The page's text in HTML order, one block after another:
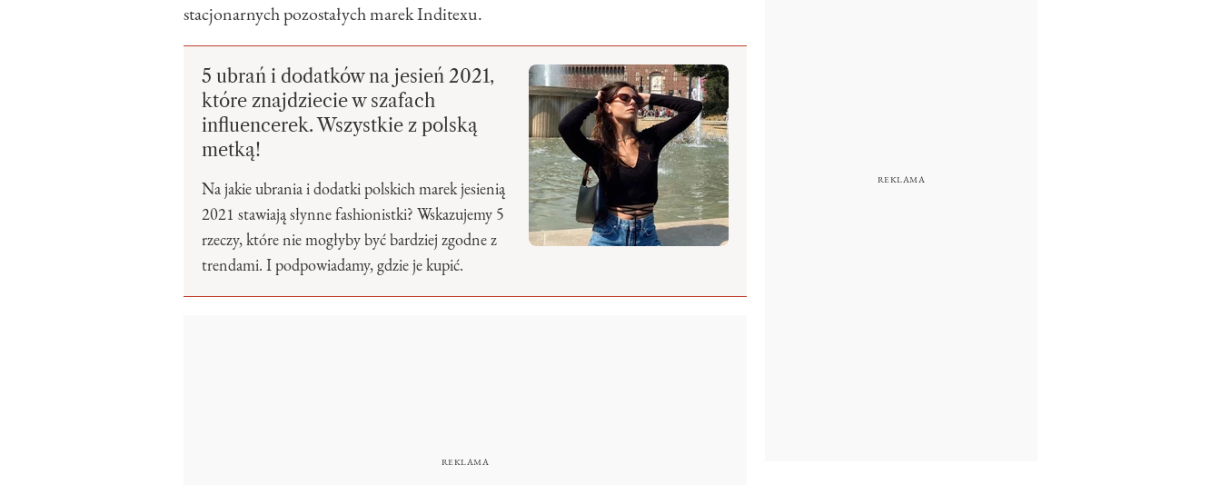
stacjonarnych pozostałych marek Inditexu.
5 ubrań i dodatków na jesień 2021,
które znajdziecie w szafach
influencerek. Wszystkie z polską
metką!
Na jakie ubrania i dodatki polskich marek jesienią
2021 stawiają słynne fashionistki? Wskazujemy 5
rzeczy, które nie mogłyby być bardziej zgodne z
trendami. I podpowiadamy, gdzie je kupić.